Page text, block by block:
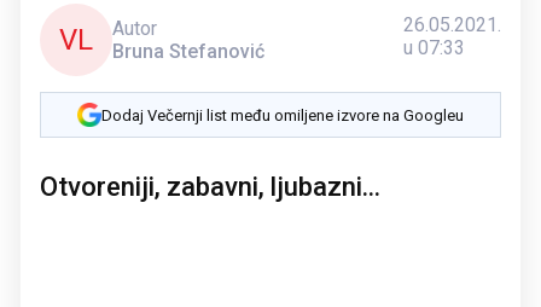
VL
Autor
Bruna Stefanović
26.05.2021.
u 07:33
Dodaj Večernji list među omiljene izvore na Googleu
Otvoreniji, zabavni, ljubazni...